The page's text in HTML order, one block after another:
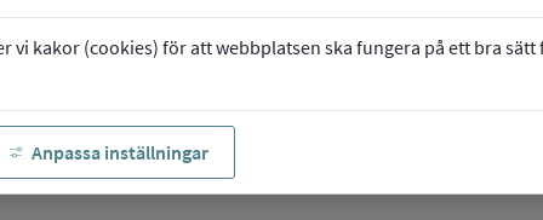
vi kakor (cookies) för att webbplatsen ska fungera på ett bra sätt
Anpassa inställningar
1